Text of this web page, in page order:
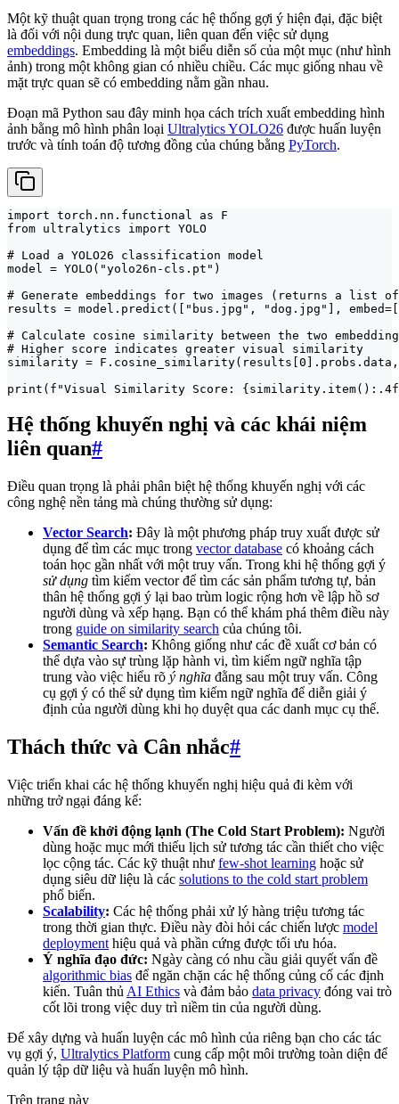
Một kỹ thuật quan trọng trong các hệ thống gợi ý hiện đại, đặc biệt
là đối với nội dung trực quan, liên quan đến việc sử dụng
embeddings. Embedding là một biểu diễn số của một mục (như hình
ảnh) trong một không gian có nhiều chiều. Các mục giống nhau về
mặt trực quan sẽ có embedding nằm gần nhau.
Đoạn mã Python sau đây minh họa cách trích xuất embedding hình
ảnh bằng mô hình phân loại Ultralytics YOLO26 được huấn luyện
trước và tính toán độ tương đồng của chúng bằng PyTorch.
import torch.nn.functional as F
from ultralytics import YOLO
# Load a YOLO26 classification model
model = YOLO("yolo26n-cls.pt")
# Generate embeddings for two images (returns a list
results = model.predict(["bus.jpg", "dog.jpg"],
# Calculate cosine similarity between the two
# Higher score indicates greater visual similarity
similarity =
print(f"Visual Similarity Score:
Hệ thống khuyến nghị và các khái niệm
liên quan#
Điều quan trọng là phải phân biệt hệ thống khuyến nghị với các
công nghệ nền tảng mà chúng thường sử dụng:
Vector Search: Đây là một phương pháp truy xuất được sử
dụng để tìm các mục trong vector database có khoảng cách
toán học gần nhất với một truy vấn. Trong khi hệ thống gợi ý
sử dụng tìm kiếm vector để tìm các sản phẩm tương tự, bản
thân hệ thống gợi ý lại bao trùm logic rộng hơn về lập hồ sơ
người dùng và xếp hạng. Bạn có thể khám phá thêm điều này
trong guide on similarity search của chúng tôi.
Semantic Search: Không giống như các đề xuất cơ bản có
thể dựa vào sự trùng lặp hành vi, tìm kiếm ngữ nghĩa tập
trung vào việc hiểu rõ ý nghĩa đằng sau một truy vấn. Công
cụ gợi ý có thể sử dụng tìm kiếm ngữ nghĩa để diễn giải ý
định của người dùng khi họ duyệt qua các danh mục cụ thể.
Thách thức và Cân nhắc#
Việc triển khai các hệ thống khuyến nghị hiệu quả đi kèm với
những trở ngại đáng kể:
Vấn đề khởi động lạnh (The Cold Start Problem): Người
dùng hoặc mục mới thiếu lịch sử tương tác cần thiết cho việc
lọc cộng tác. Các kỹ thuật như few-shot learning hoặc sử
dụng siêu dữ liệu là các solutions to the cold start problem
phổ biến.
Scalability: Các hệ thống phải xử lý hàng triệu tương tác
trong thời gian thực. Điều này đòi hỏi các chiến lược model
deployment hiệu quả và phần cứng được tối ưu hóa.
Ý nghĩa đạo đức: Ngày càng có nhu cầu giải quyết vấn đề
algorithmic bias để ngăn chặn các hệ thống củng cố các định
kiến. Tuân thủ AI Ethics và đảm bảo data privacy đóng vai trò
cốt lõi trong việc duy trì niềm tin của người dùng.
Để xây dựng và huấn luyện các mô hình của riêng bạn cho các tác
vụ gợi ý, Ultralytics Platform cung cấp một môi trường toàn diện để
quản lý tập dữ liệu và huấn luyện mô hình.
Trên trang này